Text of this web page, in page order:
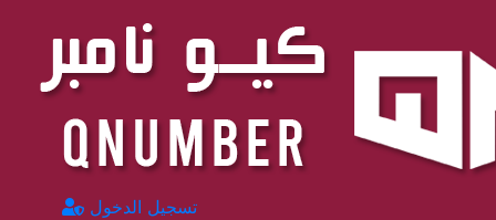
تسجيل الدخول